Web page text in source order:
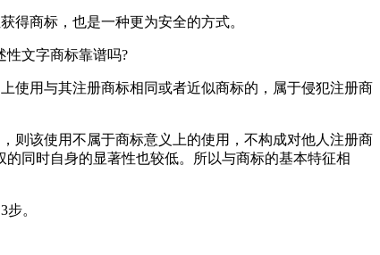
得商标，也是一种更为安全的方式。
性文字商标靠谱吗?
使用与其注册商标相同或者近似商标的，属于侵犯注册商
则该使用不属于商标意义上的使用，不构成对他人注册商
同时自身的显著性也较低。所以与商标的基本特征相
。